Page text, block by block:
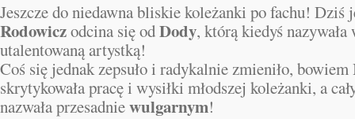
Jeszcze do niedawna bliskie koleżanki po fachu! Dziś
Rodowiczodcina się odDody, którą kiedyś nazywała
utalentowaną artystką!
Coś się jednak zepsuło i radykalnie zmieniło, bowiem
skrytykowała pracę i wysiłki młodszej koleżanki, a
nazwała przesadniewulgarnym!